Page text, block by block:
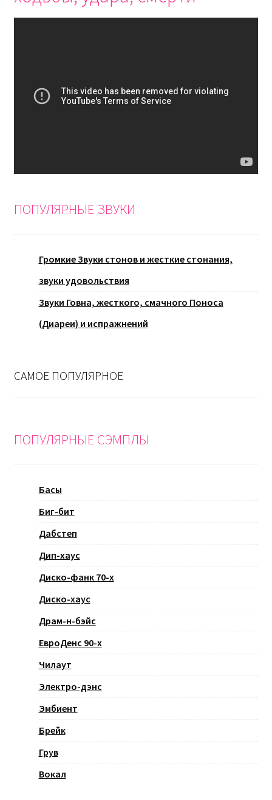
ПОПУЛЯРНЫЕ ЗВУКИ
Громкие Звуки стонов и жесткие стонания,
звуки удовольствия
Звуки Говна, жесткого, смачного Поноса
(Диареи) и испражнений
САМОЕ ПОПУЛЯРНОЕ
ПОПУЛЯРНЫЕ СЭМПЛЫ
Басы
Биг-бит
Дабстеп
Дип-хаус
Диско-фанк 70-х
Диско-хаус
Драм-н-бэйс
ЕвроДенс 90-х
Чилаут
Электро-дэнс
Эмбиент
Брейк
Грув
Вокал